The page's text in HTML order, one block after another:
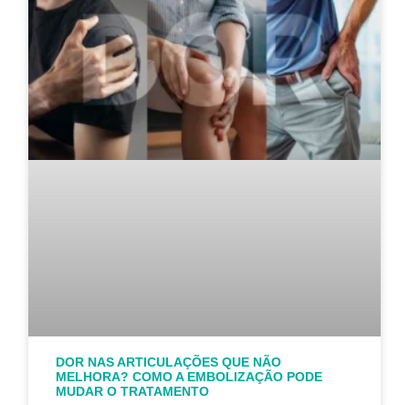
DOR NAS ARTICULAÇÕES QUE NÃO
MELHORA? COMO A EMBOLIZAÇÃO PODE
MUDAR O TRATAMENTO